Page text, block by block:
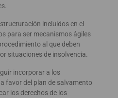
incluidos en el
para ser mecanismos ágiles
al que deben
situaciones de insolvencia.
incorporar a los
favor del plan de salvamento
los derechos de los